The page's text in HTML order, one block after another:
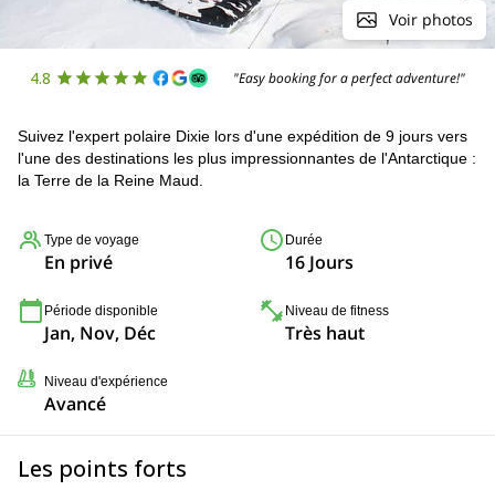
Voir photos
4.8 "Easy booking for a perfect adventure!"
Suivez l'expert polaire Dixie lors d'une expédition de 9 jours vers
l'une des destinations les plus impressionnantes de l'Antarctique :
la Terre de la Reine Maud.
Type de voyage
En privé
Durée
16 Jours
Période disponible
Jan, Nov, Déc
Niveau de fitness
Très haut
Niveau d'expérience
Avancé
Les points forts